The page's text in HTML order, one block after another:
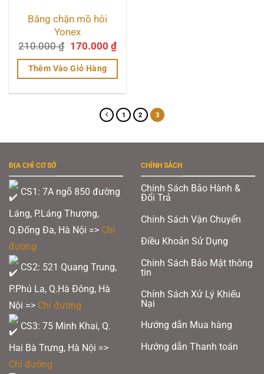
Băng chặn mồ hôi
Yonex
210.000₫ Giá
là:
210.000 ₫.
170.000 ₫Giá
hiện
là:
Thêm Vào Giỏ Hàng
1 2 3
ĐỊA CHỈ CƠ SỞ
CS1: 7A ngõ 850 đường
Láng, P.Láng Thượng,
Q.Đống Đa, Hà Nội => Chỉ
đường
CS2: 521 Quang Trung,
P.Phú La, Q.Hà Đông, Hà
Nội => Chỉ đường
CS3: 75 Minh Khai, Q.
Hai Bà Trưng, Hà Nội =>
Chỉ đường
CHÍNH SÁCH
Chính Sách Bảo Hành &
Đổi Trả
Chính Sách Vận Chuyển
Điều Khoản Sử Dụng
Chính Sách Bảo Mật thông
tin
Chính Sách Xử Lý Khiếu
Nại
Hướng dẫn Mua hàng
Hướng dẫn Thanh toán